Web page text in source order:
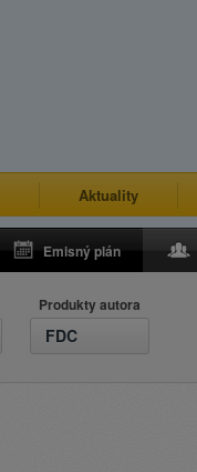
Aktuality
Emisný plán
Produkty autora
FDC